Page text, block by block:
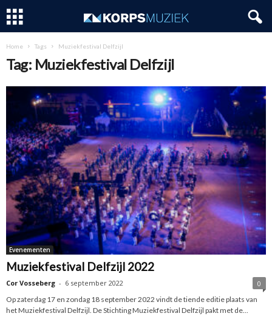
Home Tags Muziekfestival Delfzijl
Tag: Muziekfestival Delfzijl
Evenementen
Muziekfestival Delfzijl 2022
Cor Vosseberg - 6 september 2022
0
Op zaterdag 17 en zondag 18 september 2022 vindt de tiende editie plaats van
het Muziekfestival Delfzijl. De Stichting Muziekfestival Delfzijl pakt met de...